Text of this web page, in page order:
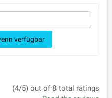
verfügbar
(4/5) out of 8 total ratings